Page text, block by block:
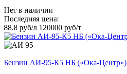
Нет в наличии
Последняя цена:
88.8 руб/л 120000 руб/т
Бензин АИ-95-К5 НБ («Ока-Центр»)